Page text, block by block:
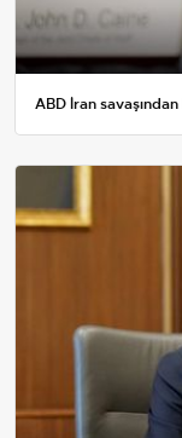
ABD İran